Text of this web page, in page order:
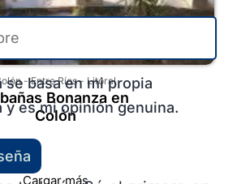
-Entre Ríos- Litoral
Bonanza en
Colón
Cargar más
se basa en mi propia
y es mi opinión genuina.